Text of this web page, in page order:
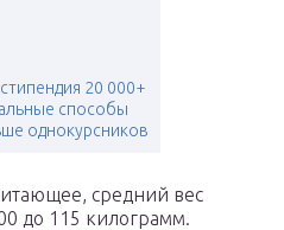
20 000+
способы
однокурсников
средний вес
до 115 килограмм.